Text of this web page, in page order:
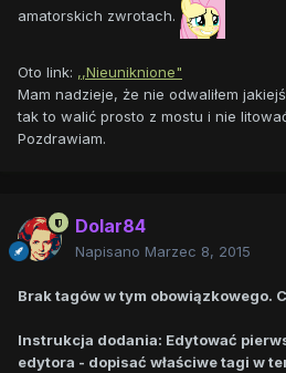
amatorskich zwrotach.
Oto link: ,,Nieuniknione"
Mam nadzieje, że nie odwaliłem
tak to walić prosto z mostu i nie
Pozdrawiam.
Dolar84
Napisano Marzec 8, 2015
Brak tagów w tym obowiązkowego.
Instrukcja dodania: Edytować
edytora - dopisać właściwe tagi w